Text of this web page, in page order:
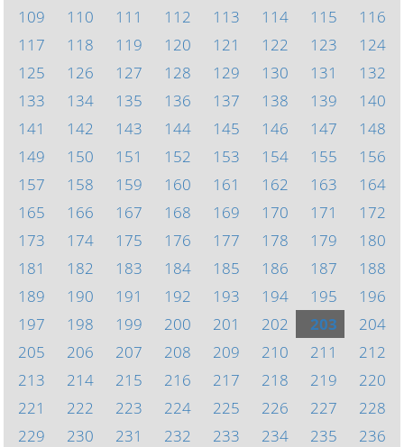
109
110 111 112 113 114 115
116
117
118 119 120 121 122 123
124
125
126 127 128 129 130 131
132
133
134 135 136 137 138 139
140
141
142 143 144 145 146 147
148
149
150 151 152 153 154 155
156
157
158 159 160 161 162 163
164
165
166 167 168 169 170 171
172
173
174 175 176 177 178 179
180
181
182 183 184 185 186 187
188
189
190 191 192 193 194 195
196
197
198 199 200 201 202 203
204
205
206 207 208 209 210 211
212
213
214 215 216 217 218 219
220
221
222 223 224 225 226 227
228
229
230 231 232 233 234 235
236